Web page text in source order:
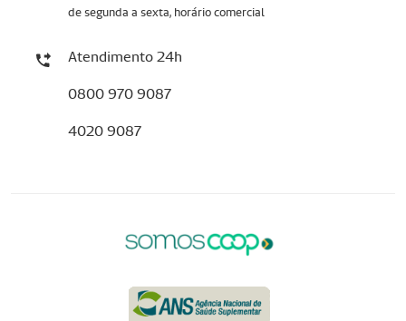
de segunda a sexta, horário comercial
Atendimento 24h
0800 970 9087
4020 9087